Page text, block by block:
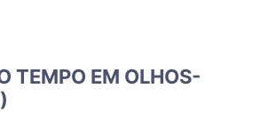
TEMPO EM OLHOS-